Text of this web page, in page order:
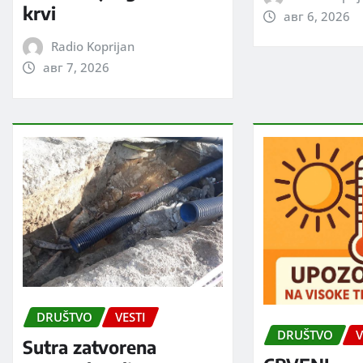
krvi
Radio Koprijan
авг 7, 2026
авг 6, 2026
DRUŠTVO VESTI
Sutra zatvorena
DRUŠTVO